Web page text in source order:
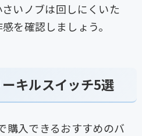
いノブは回しにくいた
を確認しましょう。
キルスイッチ5選
購入できるおすすめのバ